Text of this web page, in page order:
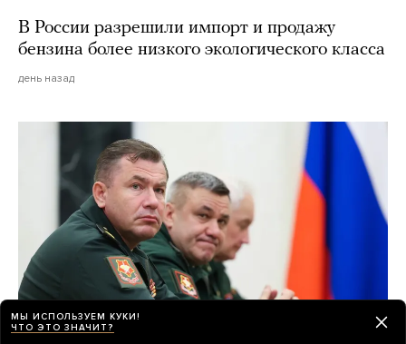
В России разрешили импорт и продажу
бензина более низкого экологического класса
день назад
МЫ ИСПОЛЬЗУЕМ КУКИ!
ЧТО ЭТО ЗНАЧИТ?